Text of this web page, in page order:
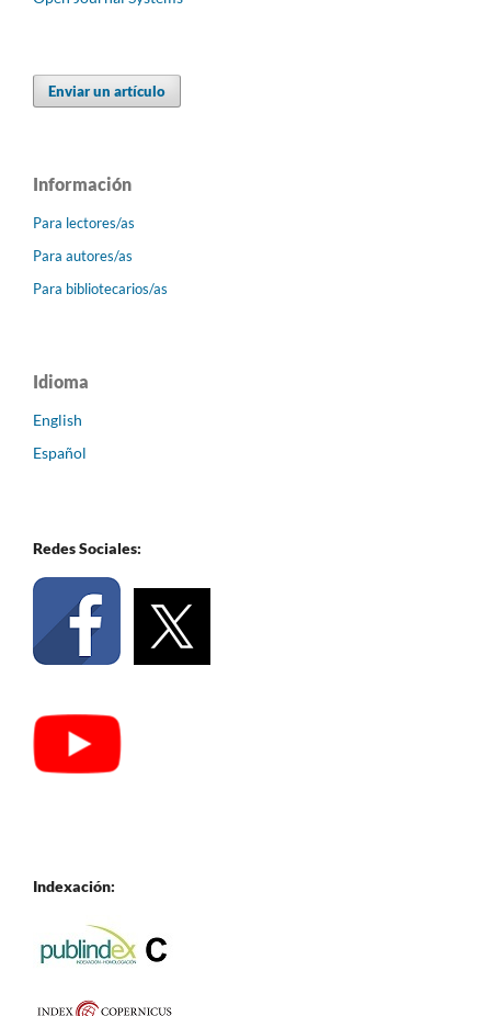
Enviar un artículo
Información
Para lectores/as
Para autores/as
Para bibliotecarios/as
Idioma
English
Español
Redes Sociales:
Indexación: